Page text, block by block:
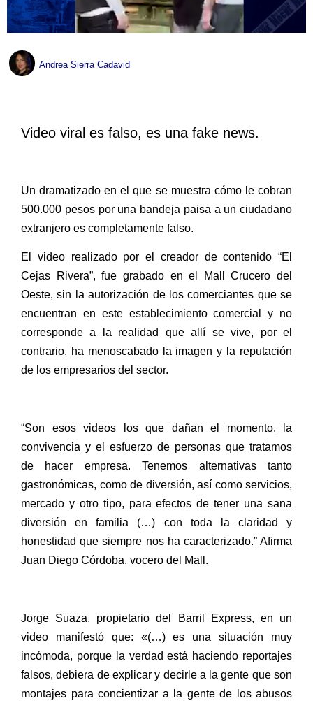
Andrea Sierra Cadavid
Video viral es falso, es una fake news.
Un dramatizado en el que se muestra cómo le cobran
500.000 pesos por una bandeja paisa a un ciudadano
extranjero es completamente falso.
El video realizado por el creador de contenido “El
Cejas Rivera”, fue grabado en el Mall Crucero del
Oeste, sin la autorización de los comerciantes que se
encuentran en este establecimiento comercial y no
corresponde a la realidad que allí se vive, por el
contrario, ha menoscabado la imagen y la reputación
de los empresarios del sector.
“Son esos videos los que dañan el momento, la
convivencia y el esfuerzo de personas que tratamos
de hacer empresa. Tenemos alternativas tanto
gastronómicas, como de diversión, así como servicios,
mercado y otro tipo, para efectos de tener una sana
diversión en familia (…) con toda la claridad y
honestidad que siempre nos ha caracterizado.” Afirma
Juan Diego Córdoba, vocero del Mall.
Jorge Suaza, propietario del Barril Express, en un
video manifestó que: «(…) es una situación muy
incómoda, porque la verdad está haciendo reportajes
falsos, debiera de explicar y decirle a la gente que son
montajes para concientizar a la gente de los abusos